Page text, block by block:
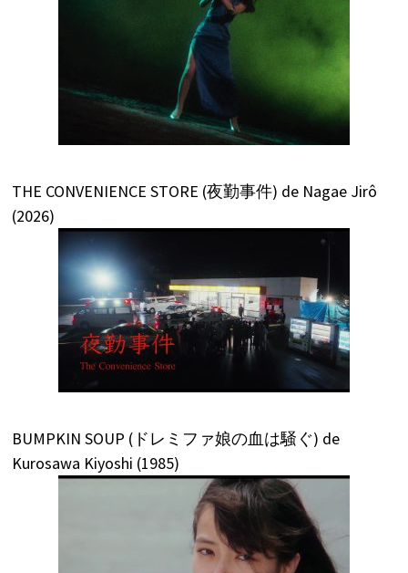
THE CONVENIENCE STORE (夜勤事件) de Nagae Jirô
(2026)
BUMPKIN SOUP (ドレミファ娘の血は騒ぐ) de
Kurosawa Kiyoshi (1985)